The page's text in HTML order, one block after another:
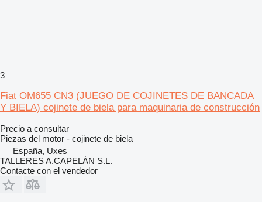
3
Fiat OM655 CN3 (JUEGO DE COJINETES DE BANCADA
Y BIELA) cojinete de biela para maquinaria de construcción
Precio a consultar
Piezas del motor - cojinete de biela
España, Uxes
TALLERES A.CAPELÁN S.L.
Contacte con el vendedor